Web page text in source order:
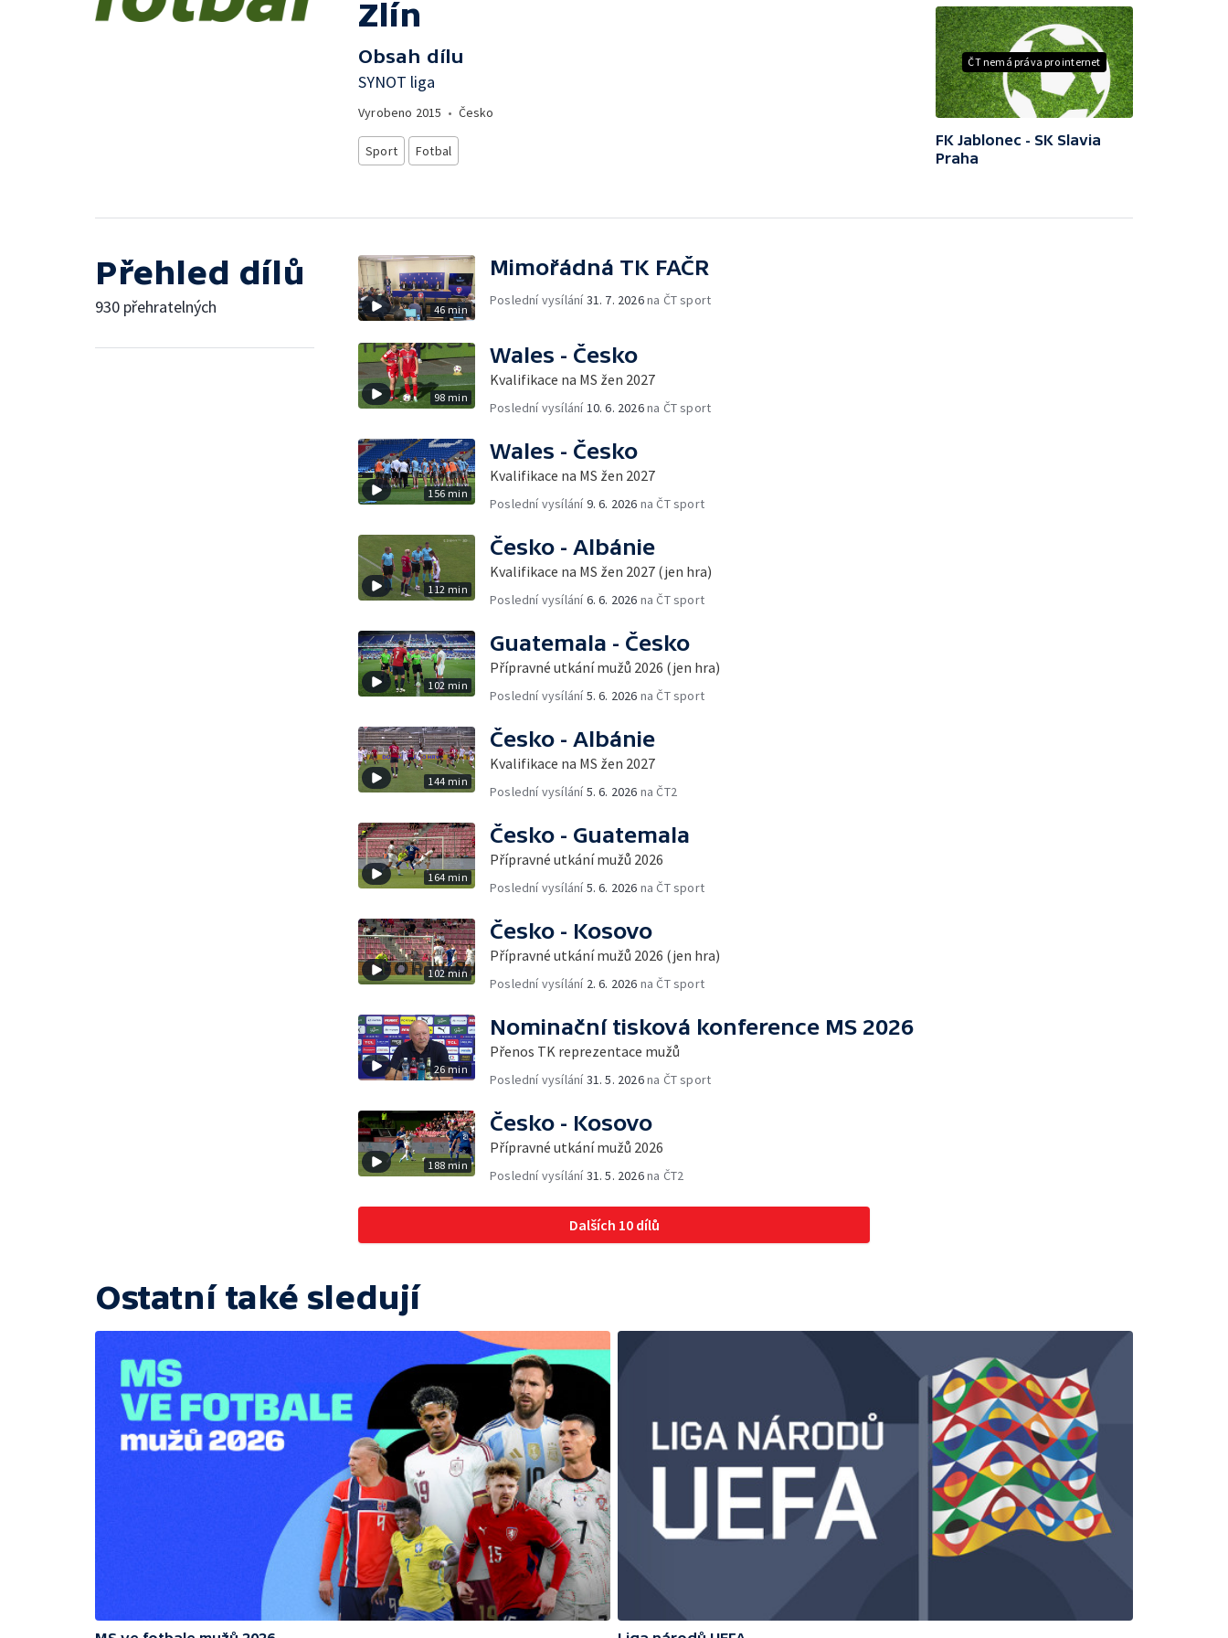
Zlín
Obsah dílu
SYNOT liga
Vyrobeno 2015 • Česko
Sport Fotbal
ČT nemá práva pro internet
FK Jablonec - SK Slavia
Praha
Přehled dílů
930 přehratelných 46 min
Mimořádná TK FAČR
Poslední vysílání31. 7. 2026na ČT sport
98 min
Wales - Česko
Kvalifikace na MS žen 2027
Poslední vysílání 10. 6. 2026na ČT sport
156 min
Wales - Česko
Kvalifikace na MS žen 2027
Poslední vysílání9. 6. 2026 na ČT sport
112 min
Česko - Albánie
Kvalifikace na MS žen 2027 (jen hra)
Poslední vysílání6. 6. 2026 na ČT sport
102 min
Guatemala - Česko
Přípravné utkání mužů 2026 (jen hra)
Poslední vysílání5. 6. 2026 na ČT sport
144 min
Česko - Albánie
Kvalifikace na MS žen 2027
Poslední vysílání5. 6. 2026 na ČT2
164 min
Česko - Guatemala
Přípravné utkání mužů 2026
Poslední vysílání5. 6. 2026 na ČT sport
102 min
Česko - Kosovo
Přípravné utkání mužů 2026 (jen hra)
Poslední vysílání 2. 6. 2026 na ČT sport
26 min
Nominační tisková konference MS 2026
Přenos TK reprezentace mužů
Poslední vysílání31. 5. 2026na ČT sport
188 min
Česko - Kosovo
Přípravné utkání mužů 2026
Poslední vysílání31. 5. 2026na ČT2
Dalších 10 dílů
Ostatní také sledují